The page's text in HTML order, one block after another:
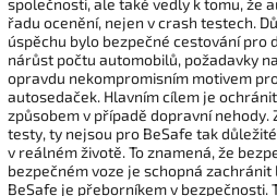
řadu ocenění, nejen v crash testech.
úspěchu bylo bezpečné cestování pro
nárůst počtu automobilů, požadavky
opravdu nekompromisním motivem
autosedaček. Hlavním cílem je
způsobem v případě dopravní nehody.
testy, ty nejsou pro BeSafe tak
v reálném životě. To znamená, že
bezpečném voze je schopná zachránit
BeSafe je přeborníkem v bezpečnosti.